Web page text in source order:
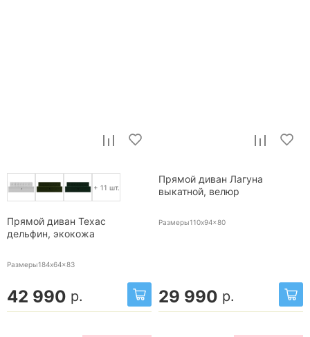
+ 11 шт.
Прямой диван Техас
дельфин, экокожа
Размеры184x64x83
42 990 р.
Прямой диван Лагуна
выкатной, велюр
Размеры110x94x80
29 990 р.